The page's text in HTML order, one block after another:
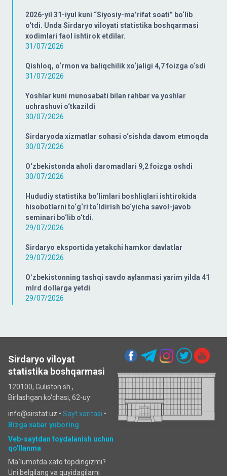
2026-yil 31-iyul kuni “Siyosiy-ma’rifat soati” bo‘lib
o‘tdi. Unda Sirdaryo viloyati statistika boshqarmasi
xodimlari faol ishtirok etdilar.
31/07/2026
Qishloq, o‘rmon va baliqchilik xo‘jaligi 4,7 foizga o‘sdi
31/07/2026
Yoshlar kuni munosabati bilan rahbar va yoshlar
uchrashuvi o‘tkazildi
30/07/2026
Sirdaryoda xizmatlar sohasi o‘sishda davom etmoqda
30/07/2026
O‘zbekistonda aholi daromadlari 9,2 foizga oshdi
30/07/2026
Hududiy statistika bo‘limlari boshliqlari ishtirokida
hisobotlarni to‘g‘ri to‘ldirish bo‘yicha savol-javob
seminari bo‘lib o‘tdi.
29/07/2026
Sirdaryo eksportida yetakchi hamkor davlatlar
29/07/2026
Oʻzbekistonning tashqi savdo aylanmasi yarim yilda 41
mlrd dollarga yetdi
29/07/2026
Sirdaryo viloyat
statistika boshqarmasi
120100, Guliston sh.,
Birlashgan ko‘chаsi, 62-uy
info@sirstat.uz • Sayt xaritasi •
Bizga xabar yuboring
Veb-saytdan foydalanish uchun
qo'llanma
Ma`lumotda xato topdingizmi?
Uni belgilang va quyidagilarni